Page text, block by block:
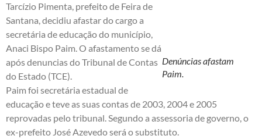
Denúncias afastam
Paim.
Tarcízio Pimenta, prefeito de Feira de
Santana, decidiu afastar do cargo a
secretária de educação do município,
Anaci Bispo Paim. O afastamento se dá
após denuncias do Tribunal de Contas
do Estado (TCE).
Paim foi secretária estadual de
educação e teve as suas contas de 2003, 2004 e 2005
reprovadas pelo tribunal. Segundo a assessoria de governo, o
ex-prefeito José Azevedo será o substituto.